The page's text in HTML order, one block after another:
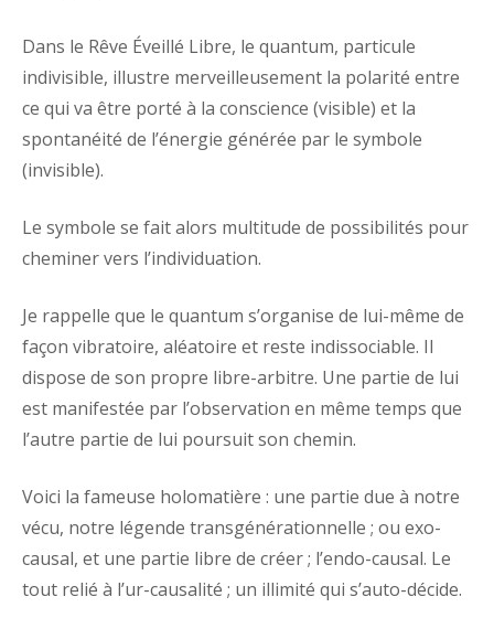
Dans le Rêve Éveillé Libre, le quantum, particule
indivisible, illustre merveilleusement la polarité entre
ce qui va être porté à la conscience (visible) et la
spontanéité de l’énergie générée par le symbole
(invisible).
Le symbole se fait alors multitude de possibilités pour
cheminer vers l’individuation.
Je rappelle que le quantum s’organise de lui-même de
façon vibratoire, aléatoire et reste indissociable. Il
dispose de son propre libre-arbitre. Une partie de lui
est manifestée par l’observation en même temps que
l’autre partie de lui poursuit son chemin.
Voici la fameuse holomatière : une partie due à notre
vécu, notre légende transgénérationnelle ; ou exo-
causal, et une partie libre de créer ; l’endo-causal. Le
tout relié à l’ur-causalité ; un illimité qui s’auto-décide.